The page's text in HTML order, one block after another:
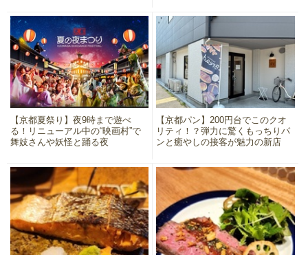
【京都夏祭り】夜9時まで遊べ
る！リニューアル中の“映画村”で
舞妓さんや妖怪と踊る夜
【京都パン】200円台でこのクオ
リティ！？弾力に驚くもっちりパ
ンと癒やしの接客が魅力の新店